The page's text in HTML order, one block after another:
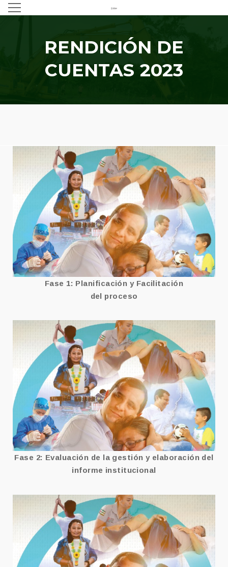
RENDICIÓN DE
CUENTAS 2023
FASE 1
Ver más
Fase 1: Planificación y Facilitación
del proceso
FASE 2
Ver más
Fase 2: Evaluación de la gestión y elaboración del
informe institucional
FASE 3